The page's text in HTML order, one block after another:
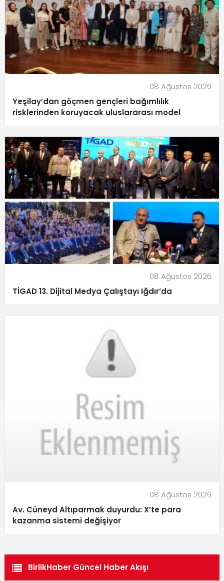
08 Ağustos 2026
Yeşilay’dan göçmen gençleri bağımlılık
risklerinden koruyacak uluslararası model
08 Ağustos 2026
TİGAD 13. Dijital Medya Çalıştayı Iğdır’da
08 Ağustos 2026
Av. Cüneyd Altıparmak duyurdu: X’te para
kazanma sistemi değişiyor
BirlikHaber Güncel Haber Akışı